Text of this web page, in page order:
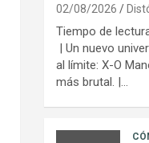
02/08/2026
Tiempo de
| Un nuevo
al límite: X-O
más brutal. |…